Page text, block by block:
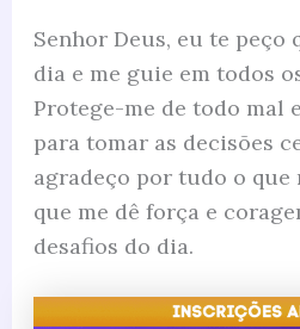
Senhor Deus, eu te peço
dia e me guie em todos
Protege-me de todo mal
para tomar as decisões
agradeço por tudo o que
que me dê força e
desafios do dia.